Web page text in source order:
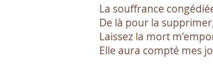
La souffrance
De là pour la
Laissez la mort
Elle aura compté mes